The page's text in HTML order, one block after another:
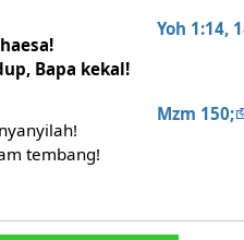
Bapa kekal!
Yoh 1:14,
tembang!
Mzm 150;